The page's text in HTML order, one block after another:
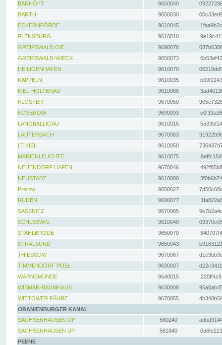
BARHÖFT
9650040
BARTH
9650030
ECKERNFÖRDE
9610045
FLENSBURG
9610010
GREIFSWALD OIE
9690078
GREIFSWALD-WIECK
9650073
HEILIGENHAFEN
9610070
KAPPELN
9610035
KIEL-HOLTENAU
9610066
KLOSTER
9670050
KOSEROW
9690093
LANGBALLIGAU
9610015
LAUTERBACH
9670063
LT KIEL
9610050
MARIENLEUCHTE
9610075
NEUENDORF HAFEN
9670046
NEUSTADT
9610080
Prerow
9650027
RUDEN
9690077
SASSNITZ
9670065
SCHLESWIG
9610040
STAHLBRODE
9650070
STRALSUND
9650043
THIESSOW
9670067
TIMMENDORF POEL
9630007
WARNEMÜNDE
9640015
WISMAR-BAUMHAUS
9630008
WITTOWER FÄHRE
9670055
ORANIENBURGER KANAL
SACHSENHAUSEN OP
580240
SACHSENHAUSEN UP
581840
PEENE